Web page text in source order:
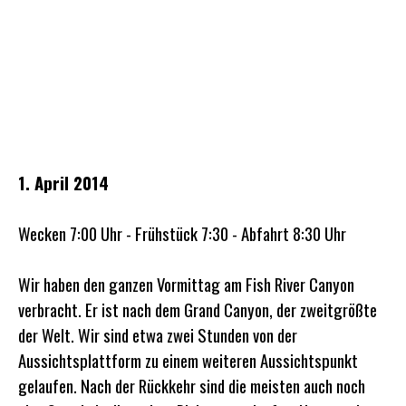
1. April 2014
Wecken 7:00 Uhr - Frühstück 7:30 - Abfahrt 8:30 Uhr
Wir haben den ganzen Vormittag am Fish River Canyon
verbracht. Er ist nach dem Grand Canyon, der zweitgrößte
der Welt. Wir sind etwa zwei Stunden von der
Aussichtsplattform zu einem weiteren Aussichtspunkt
gelaufen. Nach der Rückkehr sind die meisten auch noch